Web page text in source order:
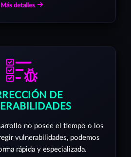
Más detalles
DE
no posee el tiempo o los
vulnerabilidades, podemos
rápida y especializada.